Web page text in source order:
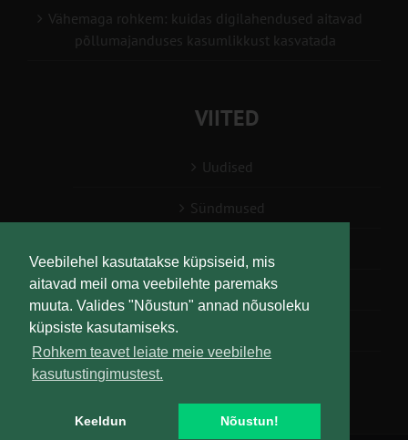
Veebilehel kasutatakse küpsiseid, mis
aitavad meil oma veebilehte paremaks
muuta. Valides "Nõustun" annad nõusoleku
küpsiste kasutamiseks.
Rohkem teavet leiate meie veebilehe
kasutustingimustest.
Keeldun Nõustun!
Vähemaga rohkem: kuidas digilahendused aitavad
põllumajanduses kasumlikkust kasvatada
VIITED
Uudised
Sündmused
Teabesalv
Liitu uudiskirjaga